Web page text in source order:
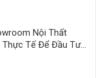
Nội Thất
Thực Tế Để Đầu Tư